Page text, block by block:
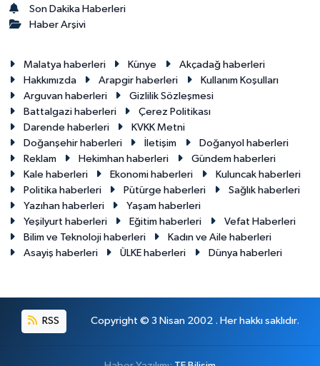
Son Dakika Haberleri
Haber Arşivi
Malatya haberleri Künye
Akçadağ haberleri
Hakkımızda
Arapgir haberleri
Kullanım Koşulları
Arguvan haberleri
Gizlilik Sözleşmesi
Battalgazi haberleri
Çerez Politikası
Darende haberleri
KVKK Metni
Doğanşehir haberleri
İletişim
Doğanyol haberleri
Reklam
Hekimhan haberleri
Gündem haberleri
Kale haberleri
Ekonomi haberleri
Kuluncak haberleri
Politika haberleri
Pütürge haberleri
Sağlık haberleri
Yazıhan haberleri
Yaşam haberleri
Yeşilyurt haberleri
Eğitim haberleri
Vefat Haberleri
Bilim ve Teknoloji haberleri
Kadın ve Aile haberleri
Asayiş haberleri
ÜLKE haberleri Dünya haberleri
RSS Copyright © 3 Nisan 2002 . Her hakkı saklıdır.